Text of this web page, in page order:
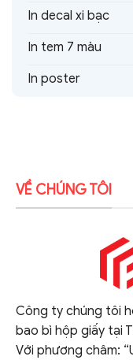
In decal xi bạc
In tem 7 màu
In poster
VỀ CHÚNG TÔI
Công ty chúng tôi
bao bì hộp giấy tại
Với phương châm: